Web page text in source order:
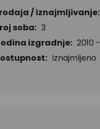
/ iznajmljivanje:
soba: 3
izgradnje: 2010
Iznajmljeno